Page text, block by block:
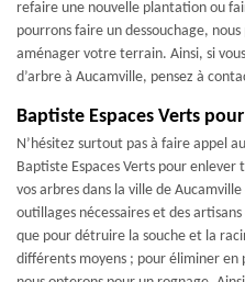
refaire une nouvelle plantation ou
pourrons faire un dessouchage,
aménager votre terrain. Ainsi, si
d’arbre à Aucamville, pensez à
Baptiste Espaces Verts
N’hésitez surtout pas à faire appel
Baptiste Espaces Verts pour enlever
vos arbres dans la ville de
outillages nécessaires et des
que pour détruire la souche et la
différents moyens ; pour éliminer en